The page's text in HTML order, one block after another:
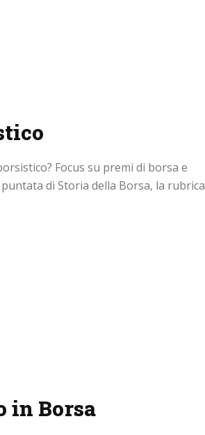
Focus su premi di borsa e
di Storia della Borsa, la rubrica
in Borsa